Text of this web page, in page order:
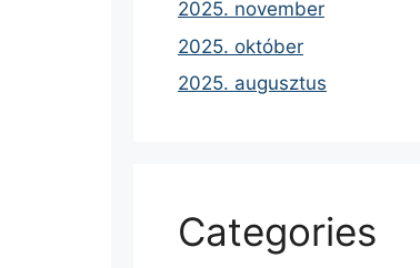
2025. november
2025. október
2025. augusztus
Categories